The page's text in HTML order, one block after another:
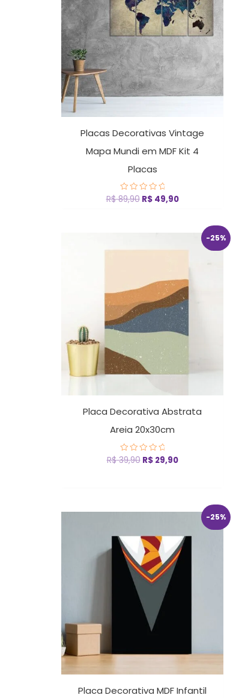
Placas Decorativas Vintage
Mapa Mundi em MDF Kit 4
Placas
Avaliação
R$89,90 R$49,90
-25%
Placa Decorativa Abstrata
Areia 20x30cm
Avaliação
0
R$39,90
preço
R$ 39,90.
R$29,90
preço
R$ 29,90.
-25%
Placa Decorativa MDF Infantil
original
era:
R$ 39,90.
preço
atual
é:
R$ 29,90.